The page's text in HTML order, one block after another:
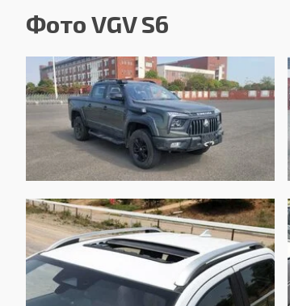
Расход в загородном цикле:
Расход в смешанном цикле:
Объем топливного бака:
Длина:
Ширина:
Высота:
Колёсная база:
Фото VGV S6